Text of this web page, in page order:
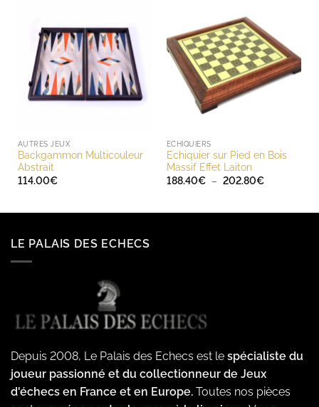
AUTRES JEUX
Backgammon Multicouleur
Abstrait
114.00€
ECHIQUIERS
Echiquier sur Pied en Bois
Massif Effet Laiton
188.40€ – 202.80€Plage
LE PALAIS DES ECHECS
Depuis 2008, Le Palais des Echecs est le spécialiste du
joueur passionné et du collectionneur de Jeux
d'échecs en France et en Europe. Toutes nos pièces